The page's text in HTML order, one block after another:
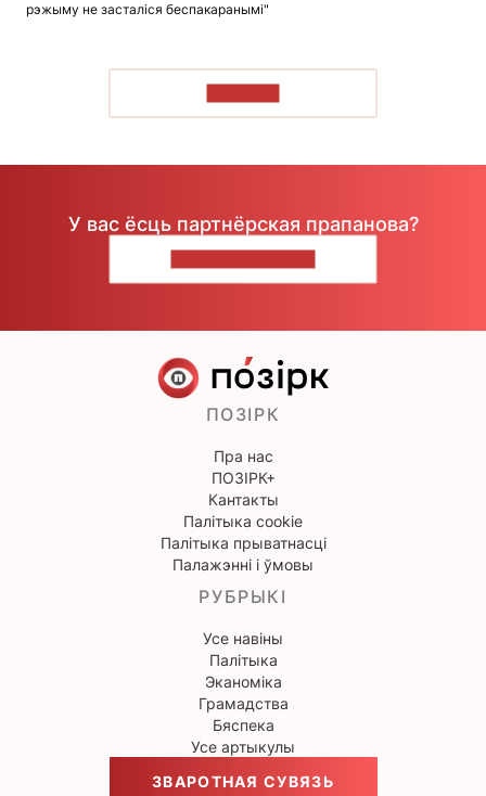
рэжыму не засталіся беспакаранымі"
У вас ёсць партнёрская прапанова?
ПОЗІРК
Пра нас
ПОЗІРК+
Кантакты
Палітыка cookie
Палітыка прыватнасці
Палажэнні і ўмовы
РУБРЫКІ
Усе навіны
Палітыка
Эканоміка
Грамадства
Бяспека
Усе артыкулы
ЗВАРОТНАЯ СУВЯЗЬ